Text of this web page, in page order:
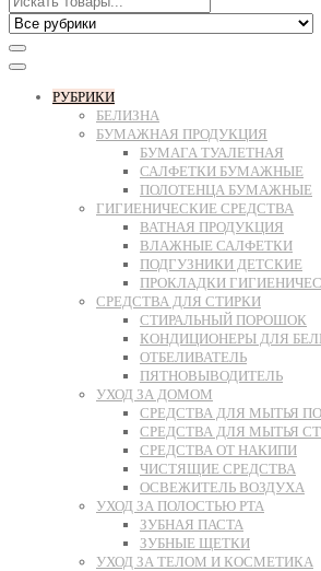
РУБРИКИ
БЕЛИЗНА
БУМАЖНАЯ ПРОДУКЦИЯ
БУМАГА ТУАЛЕТНАЯ
САЛФЕТКИ БУМАЖНЫЕ
ПОЛОТЕНЦА БУМАЖНЫЕ
ГИГИЕНИЧЕСКИЕ СРЕДСТВА
ВАТНАЯ ПРОДУКЦИЯ
ВЛАЖНЫЕ САЛФЕТКИ
ПОДГУЗНИКИ ДЕТСКИЕ
ПРОКЛАДКИ
СРЕДСТВА ДЛЯ СТИРКИ
СТИРАЛЬНЫЙ ПОРОШОК
КОНДИЦИОНЕРЫ ДЛЯ
ОТБЕЛИВАТЕЛЬ
ПЯТНОВЫВОДИТЕЛЬ
УХОД ЗА ДОМОМ
СРЕДСТВА ДЛЯ МЫТЬЯ
СРЕДСТВА ДЛЯ МЫТЬЯ
СРЕДСТВА ОТ НАКИПИ
ЧИСТЯЩИЕ СРЕДСТВА
ОСВЕЖИТЕЛЬ ВОЗДУХА
УХОД ЗА ПОЛОСТЬЮ РТА
ЗУБНАЯ ПАСТА
ЗУБНЫЕ ЩЕТКИ
УХОД ЗА ТЕЛОМ И КОСМЕТИКА